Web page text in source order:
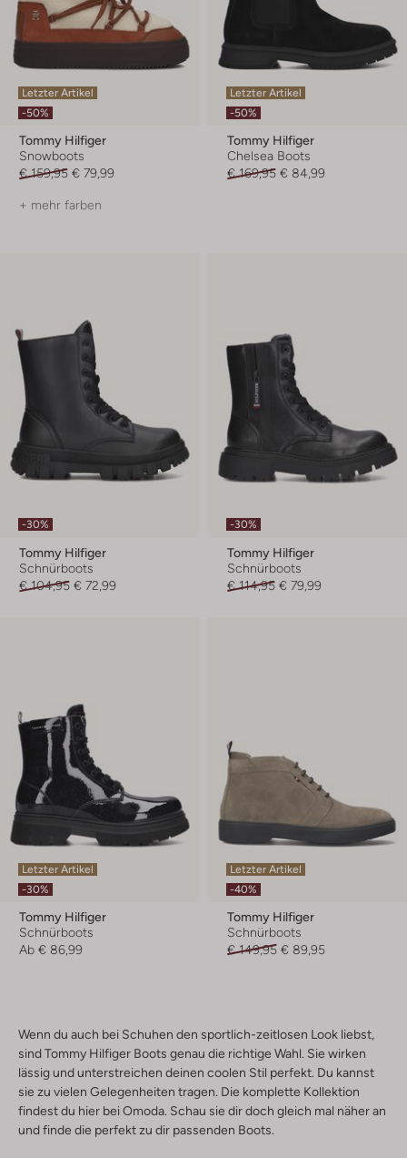
Letzter Artikel
-50%
Tommy Hilfiger
Snowboots
€ 159,95 € 79,99
+ mehr farben
Letzter Artikel
-50%
Tommy Hilfiger
Chelsea Boots
€ 169,95 € 84,99
-30%
Tommy Hilfiger
Schnürboots
€ 104,95 € 72,99
-30%
Tommy Hilfiger
Schnürboots
€ 114,95 € 79,99
Letzter Artikel
-30%
Tommy Hilfiger
Schnürboots
Ab € 86,99
Letzter Artikel
-40%
Tommy Hilfiger
Schnürboots
€ 149,95 € 89,95
Wenn du auch bei Schuhen den sportlich-zeitlosen Look liebst,
sind Tommy Hilfiger Boots genau die richtige Wahl. Sie wirken
lässig und unterstreichen deinen coolen Stil perfekt. Du kannst
sie zu vielen Gelegenheiten tragen. Die komplette Kollektion
findest du hier bei Omoda. Schau sie dir doch gleich mal näher an
und finde die perfekt zu dir passenden Boots.